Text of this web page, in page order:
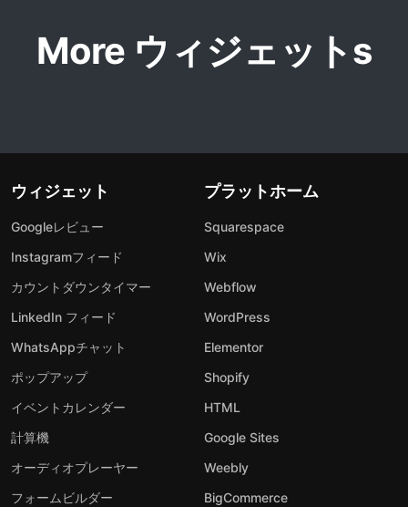
More ウィジェットs
ウィジェット
Googleレビュー
Instagramフィード
カウントダウンタイマー
LinkedIn フィード
WhatsAppチャット
ポップアップ
イベントカレンダー
計算機
オーディオプレーヤー
フォームビルダー
プラットホーム
Squarespace
Wix
Webflow
WordPress
Elementor
Shopify
HTML
Google Sites
Weebly
BigCommerce